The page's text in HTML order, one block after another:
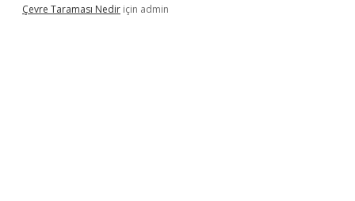
Çevre Taraması Nedir için admin